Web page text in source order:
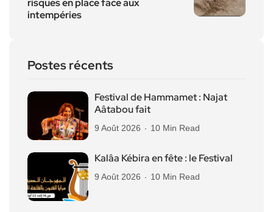
risques en place face aux
intempéries
Postes récents
Festival de Hammamet : Najat
Aâtabou fait
9 Août 2026 10 Min Read
Kalâa Kébira en fête : le Festival
9 Août 2026 10 Min Read